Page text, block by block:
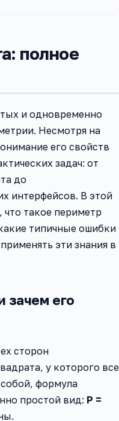
полное
и одновременно
Несмотря на
его свойств
задач: от
до
интерфейсов. В этой
такое периметр
типичные ошибки
эти знания в
зачем его
сторон
у которого все
формула
простой вид: P =